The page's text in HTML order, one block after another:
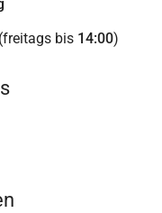
(freitags bis 14:00)